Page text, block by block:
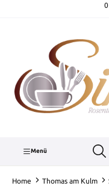
Menü
Home Thomas am Kulm